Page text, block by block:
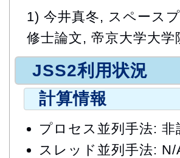
1) 今井真冬, スペース
修士論文, 帝京大学大学
JSS2利用状況
計算情報
プロセス並列手法: 非
スレッド並列手法: N/